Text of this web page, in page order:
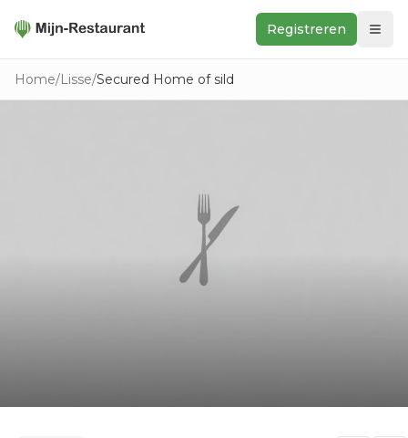
Registreren
Zoeken
Home/Lisse/Secured Home of sild